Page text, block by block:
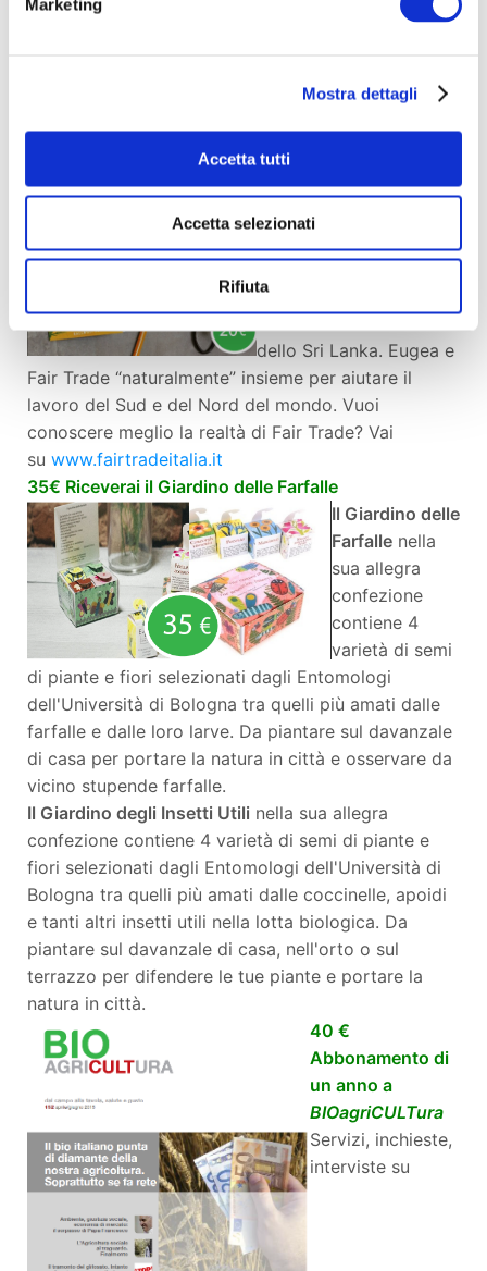
Marketing
Mostra dettagli
Accetta tutti
Accetta selezionati
Rifiuta
bellissime farfalle nel tuo angolo verde. Il
destinatario del biglietto può anche mappare il
www.effettofarfalla.net
costruire i corridoi ecologici nelle città.
Biglietto di auguri con
provenienti dalla
dello Sri Lanka. Eugea e
Fair Trade “naturalmente” insieme per aiutare il
lavoro del Sud e del Nord del mondo. Vuoi
conoscere meglio la realtà di Fair Trade? Vai
su www.fairtradeitalia.it
35€ Riceverai il Giardino delle Farfalle
Il Giardino delle
Farfalle nella
sua allegra
confezione
contiene 4
varietà di semi
di piante e fiori selezionati dagli Entomologi
dell'Università di Bologna tra quelli più amati dalle
farfalle e dalle loro larve. Da piantare sul davanzale
di casa per portare la natura in città e osservare da
vicino stupende farfalle.
Il Giardino degli Insetti Utili nella sua allegra
confezione contiene 4 varietà di semi di piante e
fiori selezionati dagli Entomologi dell'Università di
Bologna tra quelli più amati dalle coccinelle, apoidi
e tanti altri insetti utili nella lotta biologica. Da
piantare sul davanzale di casa, nell'orto o sul
terrazzo per difendere le tue piante e portare la
natura in città.
40 €
Abbonamento di
un anno a
BIOagriCULTura
Servizi, inchieste,
interviste su